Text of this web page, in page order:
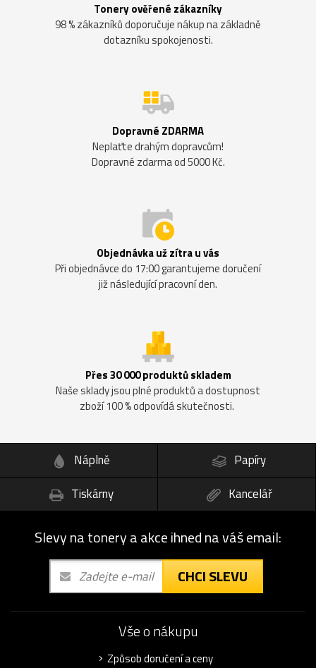
Tonery ověřené zákazníky
98 % zákazníků doporučuje nákup na základně
dotazníku spokojenosti.
Dopravné ZDARMA
Neplaťte drahým dopravcům!
Dopravné zdarma od 5000 Kč.
Objednávka už zítra u vás
Při objednávce do 17:00 garantujeme doručení
již následující pracovní den.
Přes 30 000 produktů skladem
Naše sklady jsou plné produktů a dostupnost
zboží 100 % odpovídá skutečnosti.
Náplně
Papíry
Tiskárny
Kancelář
Slevy na tonery a akce ihned na váš email:
CHCI SLEVU
Vše o nákupu
Způsob doručení a ceny